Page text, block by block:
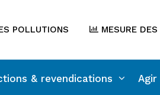
POLLUTIONS MESURE DES
& revendications